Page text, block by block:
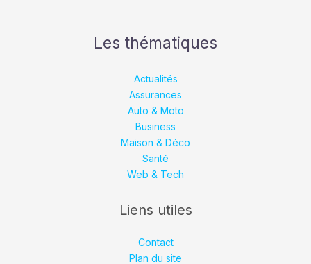
Les thématiques
Actualités
Assurances
Auto & Moto
Business
Maison & Déco
Santé
Web & Tech
Liens utiles
Contact
Plan du site